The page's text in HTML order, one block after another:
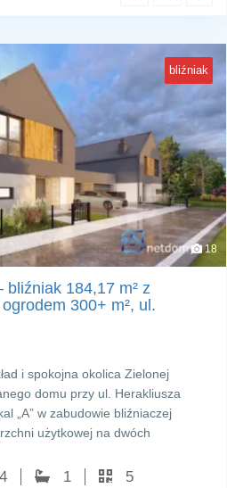
bliźniak
18
bliźniak 184,17 m² z
300+ m², ul.
i spokojna okolica Zielonej
domu przy ul. Herakliusza
„A” w zabudowie bliźniaczej
użytkowej na dwóch
1 5